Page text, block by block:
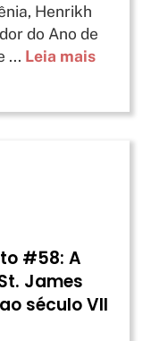
Henrikh
do Ano de
... Leia mais
#58: A
James
século VII